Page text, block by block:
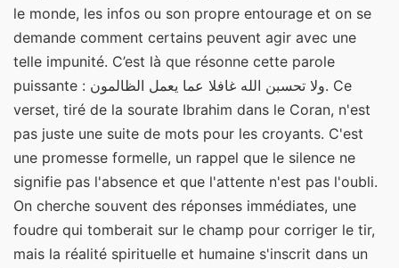
le monde, les infos ou son propre entourage et on se
demande comment certains peuvent agir avec une
telle impunité. C’est là que résonne cette parole
puissante : ولا تحسبن الله غافلا عما يعمل الظالمون. Ce
verset, tiré de la sourate Ibrahim dans le Coran, n'est
pas juste une suite de mots pour les croyants. C'est
une promesse formelle, un rappel que le silence ne
signifie pas l'absence et que l'attente n'est pas l'oubli.
On cherche souvent des réponses immédiates, une
foudre qui tomberait sur le champ pour corriger le tir,
mais la réalité spirituelle et humaine s'inscrit dans un